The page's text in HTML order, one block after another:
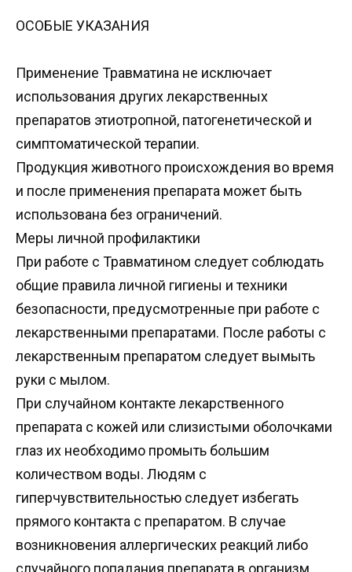
ОСОБЫЕ УКАЗАНИЯ
Применение Травматина не исключает
использования других лекарственных
препаратов этиотропной, патогенетической и
симптоматической терапии.
Продукция животного происхождения во время
и после применения препарата может быть
использована без ограничений.
Меры личной профилактики
При работе с Травматином следует соблюдать
общие правила личной гигиены и техники
безопасности, предусмотренные при работе с
лекарственными препаратами. После работы с
лекарственным препаратом следует вымыть
руки с мылом.
При случайном контакте лекарственного
препарата с кожей или слизистыми оболочками
глаз их необходимо промыть большим
количеством воды. Людям с
гиперчувствительностью следует избегать
прямого контакта с препаратом. В случае
возникновения аллергических реакций либо
случайного попадания препарата в организм